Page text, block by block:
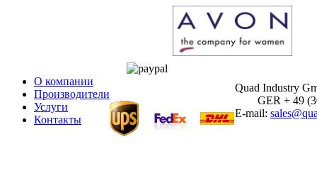
О компании
Производители
Услуги
Контакты
Quad Industry
GER + 49
E-mail: